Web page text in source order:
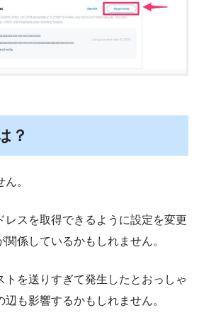
？
。
レスを取得できるように設定を変更
係しているかもしれません。
トを送りすぎて発生したとおっしゃ
も影響するかもしれません。